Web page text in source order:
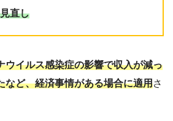
直し
ウイルス感染症の影響で収入が減っ
など、経済事情がある場合に適用さ